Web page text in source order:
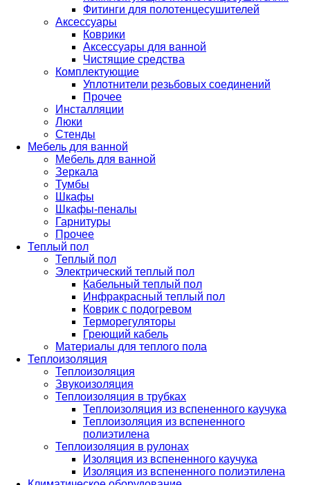
Фитинги для полотенцесушителей
Аксессуары
Коврики
Аксессуары для ванной
Чистящие средства
Комплектующие
Уплотнители резьбовых соединений
Прочее
Инсталляции
Люки
Стенды
Мебель для ванной
Мебель для ванной
Зеркала
Тумбы
Шкафы
Шкафы-пеналы
Гарнитуры
Прочее
Теплый пол
Теплый пол
Электрический теплый пол
Кабельный теплый пол
Инфракрасный теплый пол
Коврик с подогревом
Терморегуляторы
Греющий кабель
Материалы для теплого пола
Теплоизоляция
Теплоизоляция
Звукоизоляция
Теплоизоляция в трубках
Теплоизоляция из вспененного каучука
Теплоизоляция из вспененного
полиэтилена
Теплоизоляция в рулонах
Изоляция из вспененного каучука
Изоляция из вспененного полиэтилена